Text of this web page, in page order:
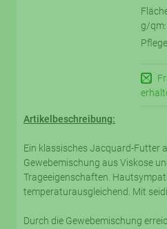
g/qm:
Artikelbeschreibung:
Ein klassisches Jacquard-Futter
Gewebemischung aus Viskose
Trageeigenschaften.
temperaturausgleichend. Mit
Durch die Gewebemischung